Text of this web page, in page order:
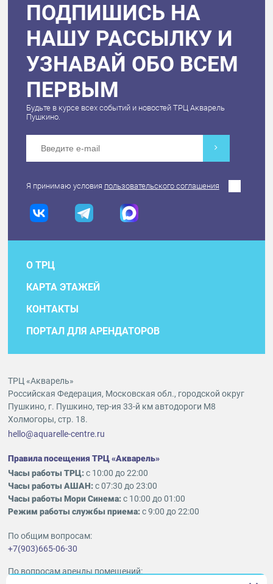
ПОДПИШИСЬ НА
НАШУ РАССЫЛКУ И
УЗНАВАЙ ОБО ВСЕМ
ПЕРВЫМ
Будьте в курсе всех событий и новостей ТРЦ Акварель
Пушкино.
Я принимаю условия пользовательского соглашения
О ТРЦ
КАРТА ЭТАЖЕЙ
КОНТАКТЫ
ПОРТАЛ ДЛЯ АРЕНДАТОРОВ
ТРЦ «Акварель»
Российская Федерация, Московская обл., городской округ
Пушкино, г. Пушкино, тер-ия 33-й км автодороги М8
Холмогоры, стр. 18.
hello@aquarelle-centre.ru
Правила посещения ТРЦ «Акварель»
Часы работы ТРЦ:с 10:00 до 22:00
Часы работы АШАН:с 07:30 до 23:00
Часы работы Мори Синема:с 10:00 до 01:00
Режим работы службы приема:с 9:00 до 22:00
По общим вопросам:
+7(903)665-06-30
По вопросам аренды помещений: